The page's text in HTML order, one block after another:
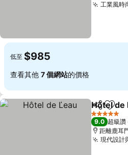
工業風時
低至 $985
查看其他 7 個網站的價格
分享 加入
Hôtel de
5 星級
9.0 超級讚
距離鹿耳
現代設計